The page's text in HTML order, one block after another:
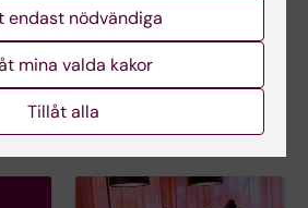
endast nödvändiga
mina valda kakor
Tillåt alla